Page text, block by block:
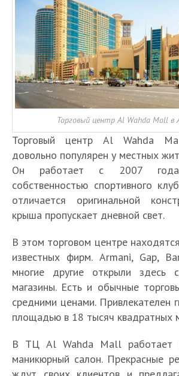
Торговый центр Al Wahda Mall в
Торговый центр Al Wahda
довольно популярен у местных
Он работает с 2007
собственностью спортивного
отличается оригинальной
крыша пропускает дневной свет.
В этом торговом центре
известных фирм. Armani, Gap,
многие другие открыли здесь
магазины. Есть и обычные
средними ценами. Привлекателен
площадью в 18 тысяч квадратных
В ТЦ Al Wahda Mall работает
маникюрный салон. Прекрасные